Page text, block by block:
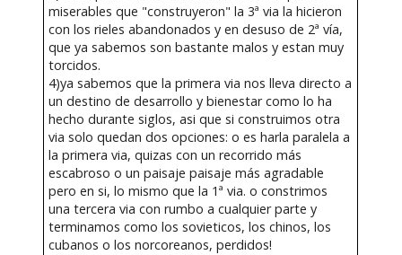
miserables que "construyeron" la 3ª via la hicieron
con los rieles abandonados y en desuso de 2ª vía,
que ya sabemos son bastante malos y estan muy
torcidos.
4)ya sabemos que la primera via nos lleva directo a
un destino de desarrollo y bienestar como lo ha
hecho durante siglos, asi que si construimos otra
via solo quedan dos opciones: o es harla paralela a
la primera via, quizas con un recorrido más
escabroso o un paisaje paisaje más agradable
pero en si, lo mismo que la 1ª via. o constrimos
una tercera via con rumbo a cualquier parte y
terminamos como los sovieticos, los chinos, los
cubanos o los norcoreanos, perdidos!